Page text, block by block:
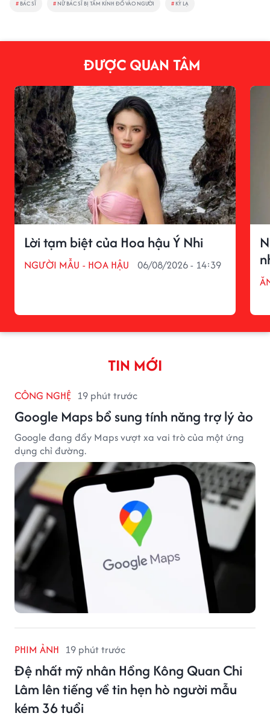
# BÁC SĨ # NỮ BÁC SĨ BỊ TẤM KÍNH ĐỔ VÀO NGƯỜI # KỲ LẠ
ĐƯỢC QUAN TÂM
Lời tạm biệt của Hoa hậu Ý Nhi
NGƯỜI MẪU - HOA HẬU 06/08/2026 - 14:39
TIN MỚI
CÔNG NGHỆ 19 phút trước
Google Maps bổ sung tính năng trợ lý ảo
Google đang đẩy Maps vượt xa vai trò của một ứng
dụng chỉ đường.
PHIM ẢNH 19 phút trước
Đệ nhất mỹ nhân Hồng Kông Quan Chi
Lâm lên tiếng về tin hẹn hò người mẫu
kém 36 tuổi